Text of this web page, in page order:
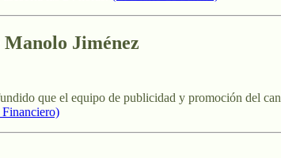
Manolo Jiménez
que el equipo de publicidad y promoción del